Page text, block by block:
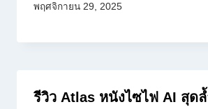
พฤศจิกายน 29, 2025
รีวิว Atlas หนังไซไฟ AI สุด